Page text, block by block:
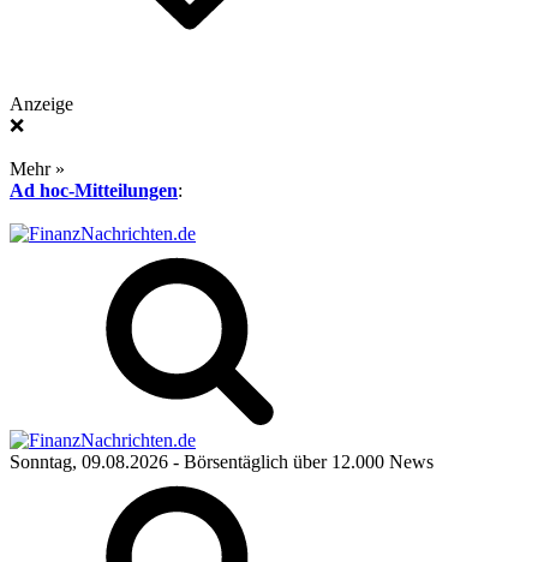
Anzeige
❌
Mehr »
Ad hoc-Mitteilungen:
Sonntag, 09.08.2026 - Börsentäglich über 12.000 News